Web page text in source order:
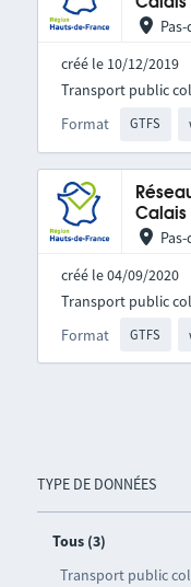
TYPE DE DONNÉES
Tous (3)
Transport public
créé le 10/12/2019
Format GTFS
Transport public
Calais
créé le 04/09/2020
Format GTFS
Transport public